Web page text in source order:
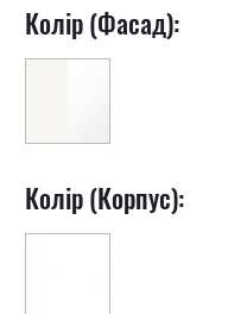
Колір (Фасад):
Колір (Корпус):